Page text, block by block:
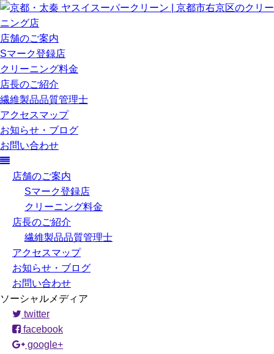
店舗のご案内
Sマーク登録店
クリーニング料金
店長のご紹介
繊維製品品質管理士
アクセスマップ
お知らせ・ブログ
お問い合わせ
店舗のご案内
Sマーク登録店
クリーニング料金
店長のご紹介
繊維製品品質管理士
アクセスマップ
お知らせ・ブログ
お問い合わせ
ソーシャルメディア
twitter
facebook
google+